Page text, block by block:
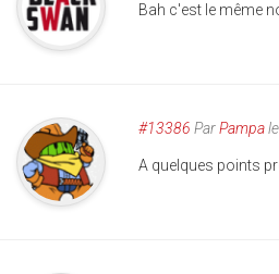
Bah c'est le même
#13386 ParPampa
A quelques points